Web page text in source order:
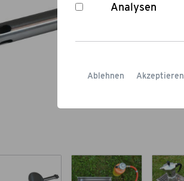
Analysen
Ablehnen Akzeptieren